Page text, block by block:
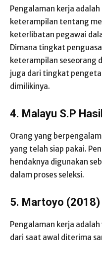
Pengalaman kerja
keterampilan tentang
keterlibatan pegawai
Dimana tingkat
keterampilan seseorang
juga dari tingkat
dimilikinya.
4. Malayu S.P
Orang yang
yang telah siap pakai.
hendaknya digunakan
dalam proses seleksi.
5. Martoyo (2018)
Pengalaman kerja
dari saat awal diterima